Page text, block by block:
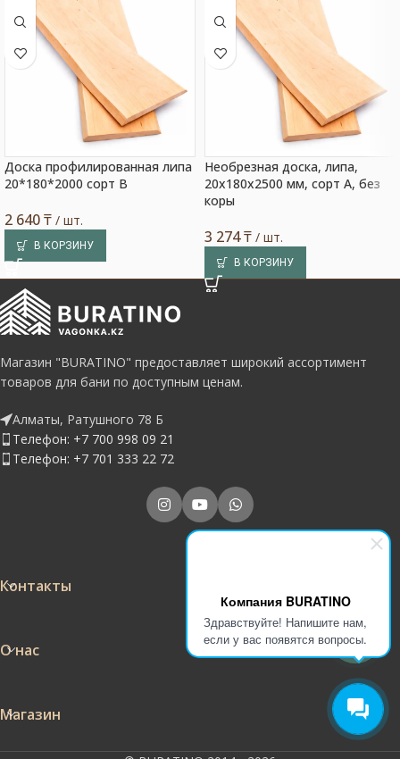
Компания BURATINO
Здравствуйте! Напишите нам,
если у вас появятся вопросы.
Доска профилированная липа
20*180*2000 сорт В
2 640₸ / шт.
В КОРЗИНУ
Необрезная доска, липа,
20x180x2500 мм, сорт A, без
коры
3 274₸ / шт.
В КОРЗИНУ
Магазин "BURATINO" предоставляет широкий ассортимент
товаров для бани по доступным ценам.
Алматы, Ратушного 78 Б
Телефон: +7 700 998 09 21
Телефон: +7 701 333 22 72
Контакты
О нас
Магазин